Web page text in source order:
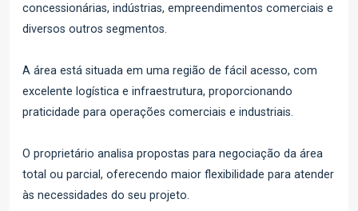
concessionárias, indústrias, empreendimentos comerciais e
diversos outros segmentos.
A área está situada em uma região de fácil acesso, com
excelente logística e infraestrutura, proporcionando
praticidade para operações comerciais e industriais.
O proprietário analisa propostas para negociação da área
total ou parcial, oferecendo maior flexibilidade para atender
às necessidades do seu projeto.